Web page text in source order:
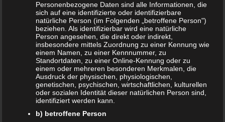
Datenschutzerklärung|Datenauszug|Datenschutzeinstellungen
Löschanfrage|Fotonachweise |Impressum
NEUE ARTIKEL
Personenbezogene Daten sind alle Informationen, die
sich auf eine identifizierte oder identifizierbare
natürliche Person (im Folgenden „betroffene Person")
beziehen. Als identifizierbar wird eine natürliche
Person angesehen, die direkt oder indirekt,
insbesondere mittels Zuordnung zu einer Kennung wie
einem Namen, zu einer Kennnummer, zu
Standortdaten, zu einer Online-Kennung oder zu
einem oder mehreren besonderen Merkmalen, die
Ausdruck der physischen, physiologischen,
genetischen, psychischen, wirtschaftlichen, kulturellen
oder sozialen Identität dieser natürlichen Person sind,
identifiziert werden kann.
b) betroffene Person